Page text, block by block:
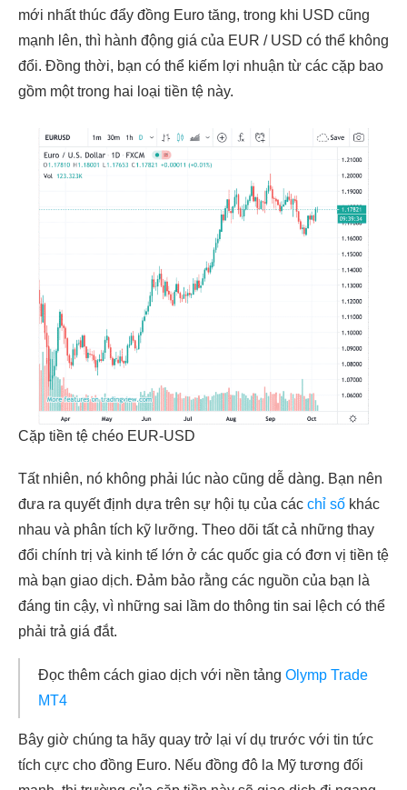
mới nhất thúc đẩy đồng Euro tăng, trong khi USD cũng
mạnh lên, thì hành động giá của EUR / USD có thể không
đổi. Đồng thời, bạn có thể kiếm lợi nhuận từ các cặp bao
gồm một trong hai loại tiền tệ này.
Cặp tiền tệ chéo EUR-USD
Tất nhiên, nó không phải lúc nào cũng dễ dàng. Bạn nên
đưa ra quyết định dựa trên sự hội tụ của các chỉ số khác
nhau và phân tích kỹ lưỡng. Theo dõi tất cả những thay
đổi chính trị và kinh tế lớn ở các quốc gia có đơn vị tiền tệ
mà bạn giao dịch. Đảm bảo rằng các nguồn của bạn là
đáng tin cậy, vì những sai lầm do thông tin sai lệch có thể
phải trả giá đắt.
Đọc thêm cách giao dịch với nền tảng Olymp Trade
MT4
Bây giờ chúng ta hãy quay trở lại ví dụ trước với tin tức
tích cực cho đồng Euro. Nếu đồng đô la Mỹ tương đối